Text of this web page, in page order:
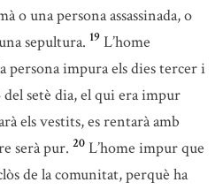
o una persona assassinada, o
sepultura. 19 L’home
persona impura els dies tercer i
del setè dia, el qui era impur
els vestits, es rentarà amb
serà pur. 20 L’home impur que
de la comunitat, perquè ha